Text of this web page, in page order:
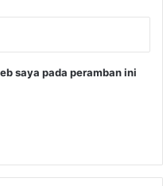
saya pada peramban ini